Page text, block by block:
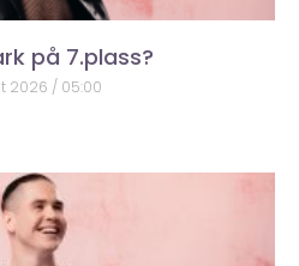
på 7.plass?
2026 05:00